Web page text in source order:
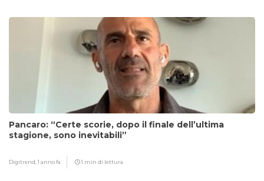
Pancaro: “Certe scorie, dopo il finale dell’ultima
stagione, sono inevitabili”
Digitrend,1 anno fa 1 min di lettura